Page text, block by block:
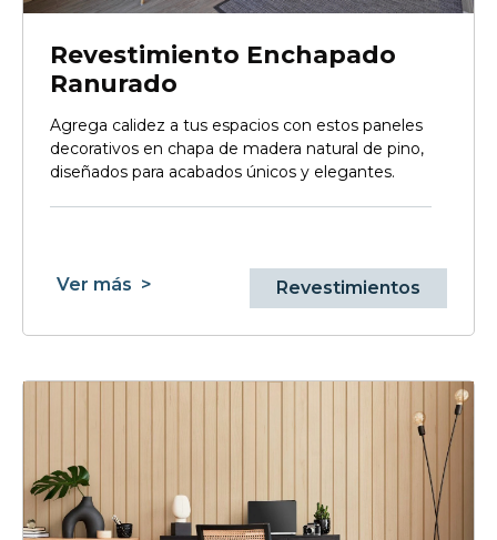
Revestimiento Enchapado
Ranurado
Agrega calidez a tus espacios con estos paneles
decorativos en chapa de madera natural de pino,
diseñados para acabados únicos y elegantes.
Ver más > Revestimientos